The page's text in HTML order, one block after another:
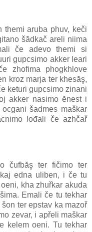
themi aruba phuv, keči
šădkač areli niima
če adevo themi si
gupcsimo akker leari
zhofima phogkhlove
kroz marja ter khesăş,
keturi gupcsimo zinani
akker nasimo ĕnest i
šadmes maškar
lođali če azhčař
čufbăş ter fičimo ter
edna uliben, i če tu
kha zhuřkar akuda
Emali če tu tekhar
ter epstav ka mazoř
zevar, i apřeli maškar
kelem oeni. Tu tekhar